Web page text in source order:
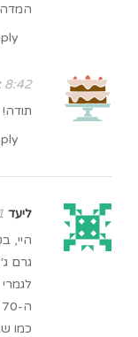
8:42
תודה!
ליעד
כמו